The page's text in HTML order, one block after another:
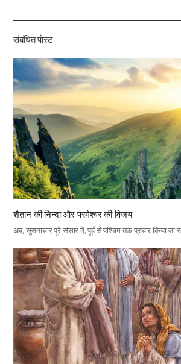
기
संबंधित पोस्ट
शैतान की निन्दा और परमेश्वर की विजय
अब, सुसमाचार पूरे संसार में, पूर्व से पश्चिम तक प्रचार किया जा